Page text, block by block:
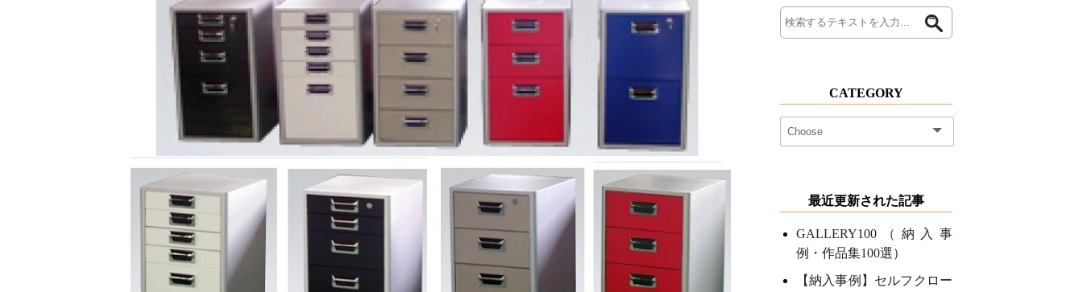
CATEGORY
最近更新された記事
GALLERY100（納入事
例・作品集100選）
【納入事例】セルフクロー